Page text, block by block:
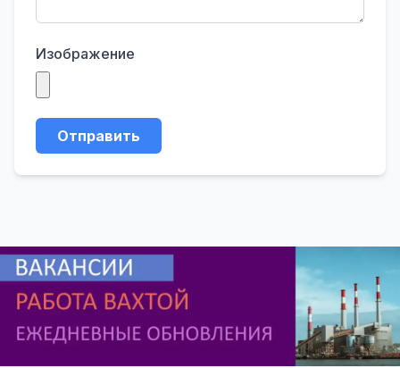
Изображение
Отправить